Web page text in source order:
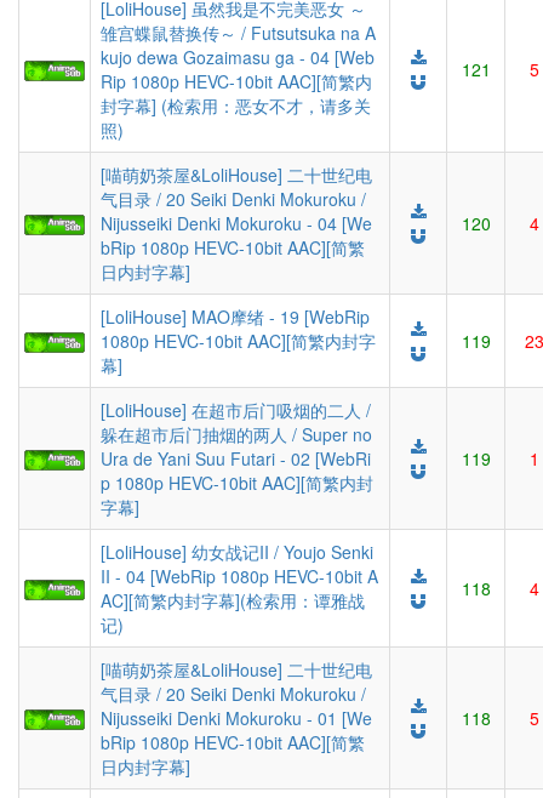
[LoliHouse] 虽然我是不完美恶女 ～
雏宫蝶鼠替换传～ / Futsutsuka na A
kujo dewa Gozaimasu ga - 04 [Web
Rip 1080p HEVC-10bit AAC][简繁内
封字幕] (检索用：恶女不才，请多关
照)
121 5
[喵萌奶茶屋&LoliHouse] 二十世纪电
气目录 / 20 Seiki Denki Mokuroku /
Nijusseiki Denki Mokuroku - 04 [We
bRip 1080p HEVC-10bit AAC][简繁
日内封字幕]
120 4
[LoliHouse] MAO摩绪 - 19 [WebRip
1080p HEVC-10bit AAC][简繁内封字
幕]
119 23
[LoliHouse] 在超市后门吸烟的二人 /
躲在超市后门抽烟的两人 / Super no
Ura de Yani Suu Futari - 02 [WebRi
p 1080p HEVC-10bit AAC][简繁内封
字幕]
119 1
[LoliHouse] 幼女战记II / Youjo Senki
II - 04 [WebRip 1080p HEVC-10bit A
AC][简繁内封字幕](检索用：谭雅战
记)
118 4
[喵萌奶茶屋&LoliHouse] 二十世纪电
气目录 / 20 Seiki Denki Mokuroku /
Nijusseiki Denki Mokuroku - 01 [We
bRip 1080p HEVC-10bit AAC][简繁
日内封字幕]
118 5